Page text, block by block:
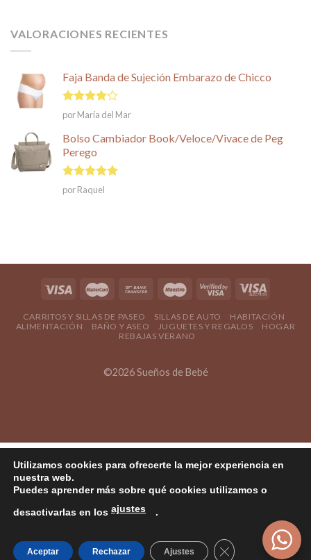
VALORACIONES RECIENTES
Faja Banda de Sujeción Embarazo de Chicco
Valorado
en
5
por María del Mar
Bolso Cambiador Book/Veloce/Vivace de Peg
Perego
Valorado en
5
de 5
por Raquel
CARRITOS Y SILLAS DE PASEO SILLAS DE AUTO
HABITACIÓN
ALIMENTACIÓN
BAÑO Y ASEO JUGUETES Y REGALOS
HOGAR
REBAJAS VERANO
©2026 Sueños de Bebé
Utilizamos cookies para ofrecerte la mejor experiencia en
nuestra web.
Puedes aprender más sobre qué cookies utilizamos o
desactivarlas en los ajustes .
Aceptar Rechazar Ajustes Cerrar el banner